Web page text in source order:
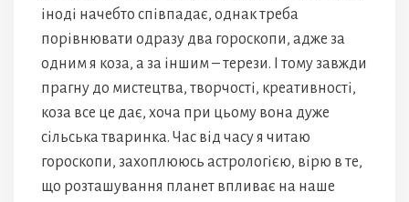
іноді начебто співпадає, однак треба
порівнювати одразу два гороскопи, адже за
одним я коза, а за іншим – терези. І тому завжди
прагну до мистецтва, творчості, креативності,
коза все це дає, хоча при цьому вона дуже
сільська тваринка. Час від часу я читаю
гороскопи, захоплююсь астрологією, вірю в те,
що розташування планет впливає на наше